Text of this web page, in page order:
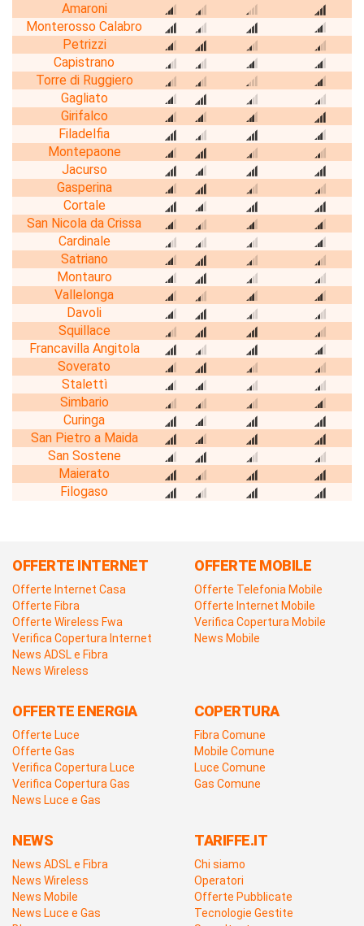
Amaroni
Monterosso Calabro
Petrizzi
Capistrano
Torre di Ruggiero
Gagliato
Girifalco
Filadelfia
Montepaone
Jacurso
Gasperina
Cortale
San Nicola da Crissa
Cardinale
Satriano
Montauro
Vallelonga
Davoli
Squillace
Francavilla Angitola
Soverato
Stalettì
Simbario
Curinga
San Pietro a Maida
San Sostene
Maierato
Filogaso
OFFERTE INTERNET
Offerte Internet Casa
Offerte Fibra
Offerte Wireless Fwa
Verifica Copertura Internet
News ADSL e Fibra
News Wireless
OFFERTE MOBILE
Offerte Telefonia Mobile
Offerte Internet Mobile
Verifica Copertura Mobile
News Mobile
OFFERTE ENERGIA
Offerte Luce
Offerte Gas
Verifica Copertura Luce
Verifica Copertura Gas
News Luce e Gas
COPERTURA
Fibra Comune
Mobile Comune
Luce Comune
Gas Comune
NEWS
News ADSL e Fibra
News Wireless
News Mobile
News Luce e Gas
TARIFFE.IT
Chi siamo
Operatori
Offerte Pubblicate
Tecnologie Gestite